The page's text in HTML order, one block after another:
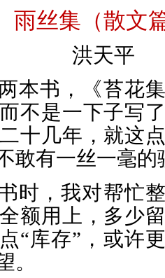
雨丝集（散文
洪天平
本书，《苔花
不是一下子写
十几年，就这
敢有一丝一毫的
时，我对帮忙
额用上，多少
“库存”，或许
。